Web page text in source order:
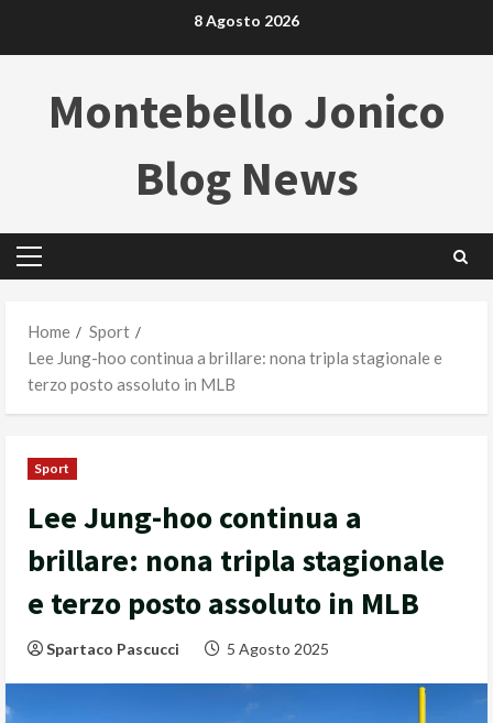
8 Agosto 2026
Montebello Jonico
Blog News
Primary
Home
Sport
Lee Jung-hoo continua a brillare: nona tripla stagionale e
terzo posto assoluto in MLB
Sport
Lee Jung-hoo continua a
brillare: nona tripla stagionale
e terzo posto assoluto in MLB
Spartaco Pascucci 5 Agosto 2025